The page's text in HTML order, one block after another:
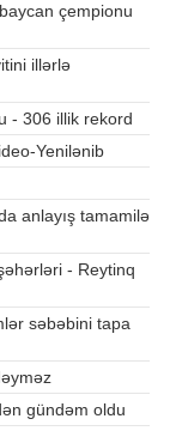
çempionu
illərlə
- 306 illik rekord
Yenilənib
anlayış tamamilə
- Reytinq
səbəbini tapa
gündəm oldu